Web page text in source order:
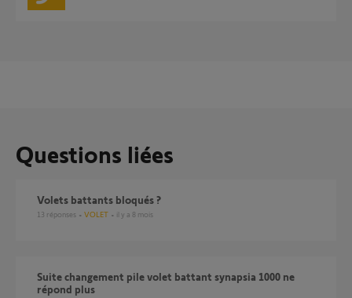
Questions liées
Volets battants bloqués ?
13 réponses VOLET il y a 8 mois
suite changement pile volet battant synapsia 1000 ne
répond plus